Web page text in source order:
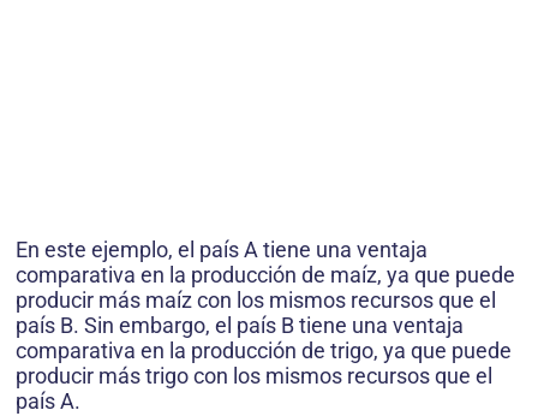
En este ejemplo, el país A tiene una ventaja
comparativa en la producción de maíz, ya que puede
producir más maíz con los mismos recursos que el
país B. Sin embargo, el país B tiene una ventaja
comparativa en la producción de trigo, ya que puede
producir más trigo con los mismos recursos que el
país A.